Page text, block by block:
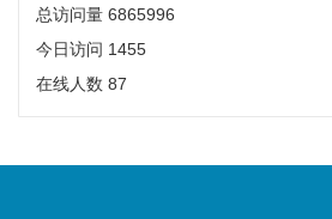
总访问量 6865996
今日访问 1455
在线人数 87